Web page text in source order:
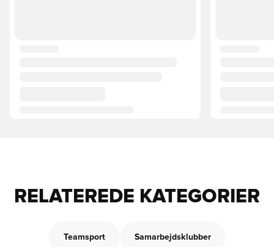
RELATEREDE KATEGORIER
Teamsport Samarbejdsklubber